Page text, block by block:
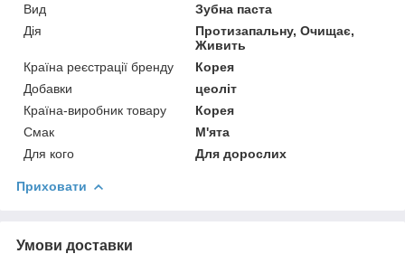
Вид
Зубна паста
Дія
Протизапальну, Очищає,
Живить
Країна реєстрації бренду
Корея
Добавки
цеоліт
Країна-виробник товару
Корея
Смак
М'ята
Для кого
Для дорослих
Приховати
Умови доставки